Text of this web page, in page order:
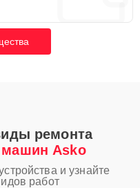
ремонта
Asko
и узнайте
работ